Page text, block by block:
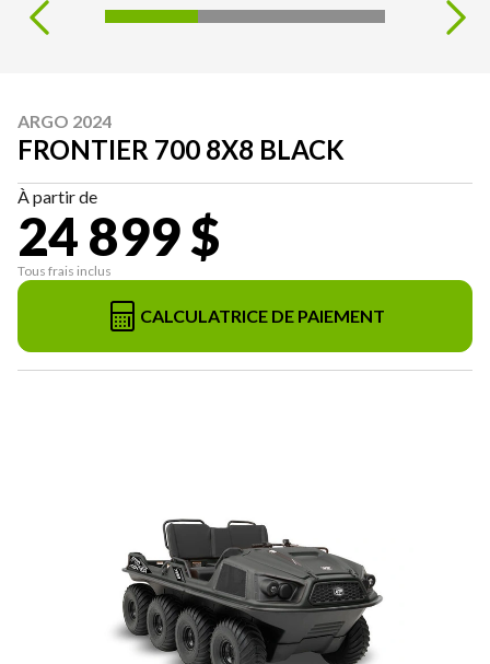
ARGO 2024
FRONTIER 700 8X8 BLACK
À partir de
24 899 $
Tous frais inclus
CALCULATRICE DE PAIEMENT